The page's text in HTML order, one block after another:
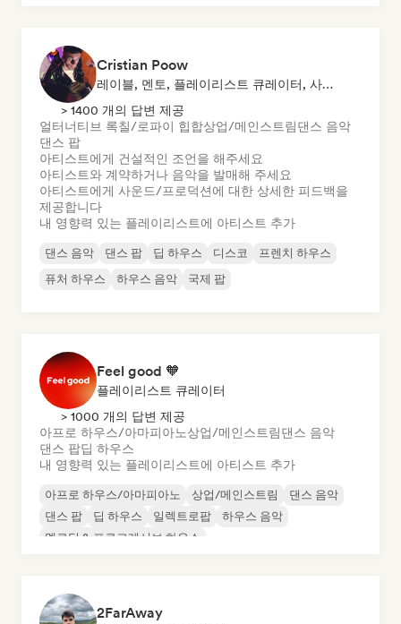
Cristian Poow
레이블, 멘토, 플레이리스트 큐레이터, 사운드 전문가
> 1400 개의 답변 제공
얼터너티브 록칠/로파이 힙합상업/메인스트림댄스 음악
댄스 팝
아티스트에게 건설적인 조언을 해주세요
아티스트와 계약하거나 음악을 발매해 주세요
아티스트에게 사운드/프로덕션에 대한 상세한 피드백을
제공합니다
내 영향력 있는 플레이리스트에 아티스트 추가
댄스 음악 댄스 팝 딥 하우스 디스코
프렌치 하우스
퓨처 하우스
하우스 음악 국제 팝
Feel good 🧡
플레이리스트 큐레이터
> 1000 개의 답변 제공
아프로 하우스/아마피아노상업/메인스트림댄스 음악
댄스 팝딥 하우스
내 영향력 있는 플레이리스트에 아티스트 추가
아프로 하우스/아마피아노 상업/메인스트림
댄스 음악
댄스 팝
딥 하우스 일렉트로팝
하우스 음악
멜로딕 & 프로그레시브 하우스
2FarAway